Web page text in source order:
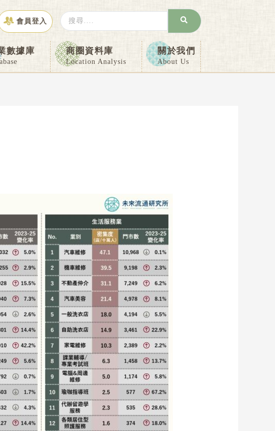
會員登入
Search
...
數據庫 商圈資料庫
Location Analysis
關於我們
About Us